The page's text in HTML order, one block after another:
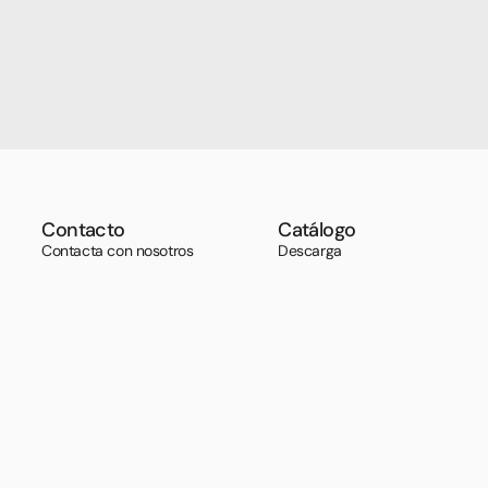
Contacto
Contacta con nosotros
Catálogo
Descarga